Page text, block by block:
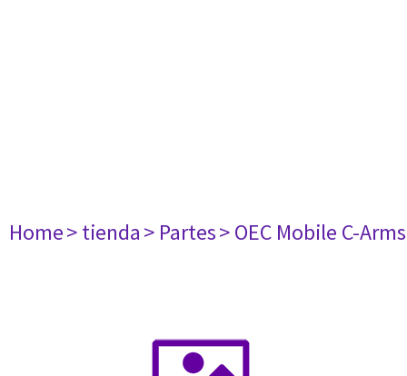
Home> tienda> Partes> OEC Mobile C-Arms